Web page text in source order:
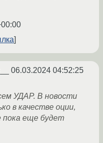
06.03.2024 04:52:25
УДАР. В новости
в качестве оции,
пока еще будет